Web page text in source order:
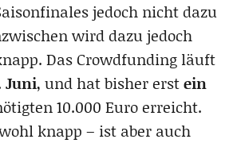
jedoch nicht dazu
wird dazu jedoch
Das Crowdfunding läuft
Juni, und hat bisher erstein
10.000 Euro erreicht.
knapp – ist aber auch